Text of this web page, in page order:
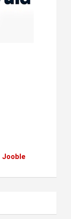
Jooble